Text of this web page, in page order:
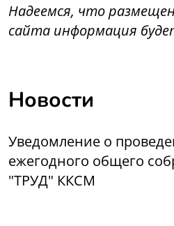
Надеемся, что
сайта информация
Новости
Уведомление о
ежегодного общего
"ТРУД" ККСМ